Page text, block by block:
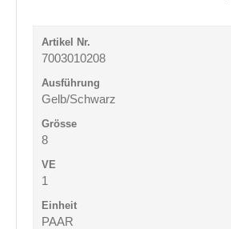
7003010208
Gelb/Schwarz
8
1
PAAR